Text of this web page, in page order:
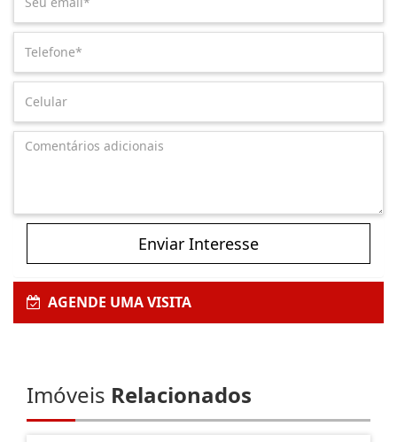
Enviar Interesse
AGENDE UMA VISITA
Imóveis Relacionados